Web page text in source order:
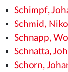
Schimpf,
Schmid,
Schnapp,
Schnatta,
Schorn,